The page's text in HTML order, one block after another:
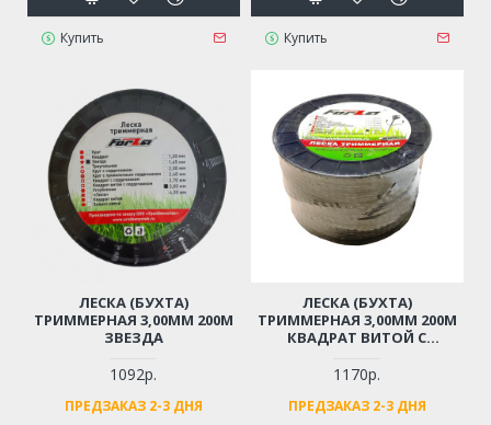
Купить Купить
ЛЕСКА (БУХТА)
ТРИММЕРНАЯ 3,00ММ 200М
ЗВЕЗДА
1092р.
ПРЕДЗАКАЗ 2-3 ДНЯ
ЛЕСКА (БУХТА)
ТРИММЕРНАЯ 3,00ММ 200М
КВАДРАТ ВИТОЙ С
1170р.
ПРЕДЗАКАЗ 2-3 ДНЯ